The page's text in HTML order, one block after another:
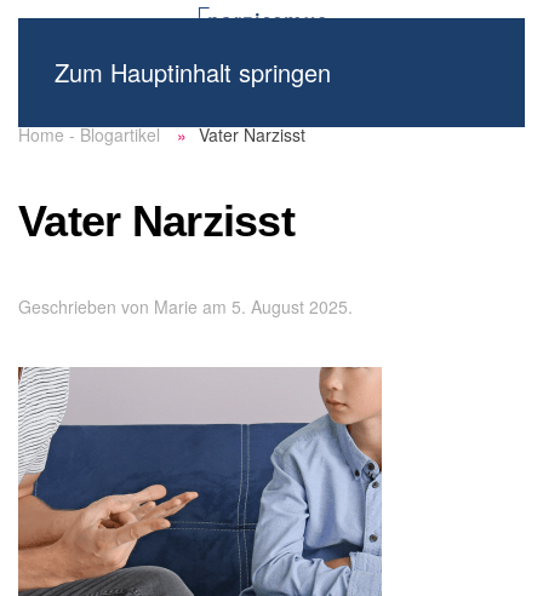
Zum Hauptinhalt springen
Home - Blogartikel Vater Narzisst
Vater Narzisst
Geschrieben von Marie am 5. August 2025.